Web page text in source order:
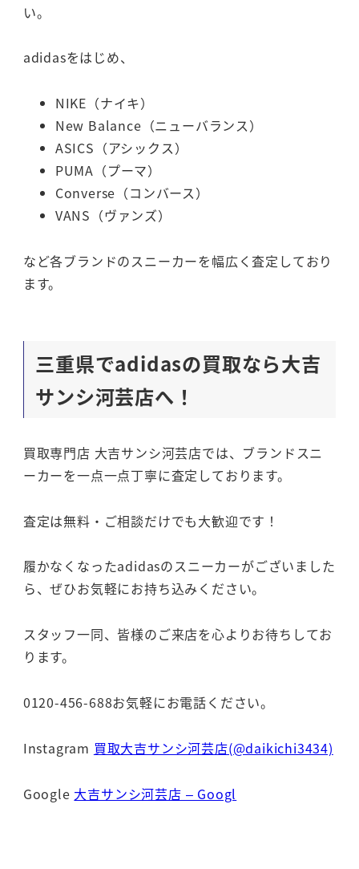
い。
adidasをはじめ、
NIKE（ナイキ）
New Balance（ニューバランス）
ASICS（アシックス）
PUMA（プーマ）
Converse（コンバース）
VANS（ヴァンズ）
など各ブランドのスニーカーを幅広く査定しており
ます。
三重県でadidasの買取なら大吉
サンシ河芸店へ！
買取専門店 大吉サンシ河芸店では、ブランドスニ
ーカーを一点一点丁寧に査定しております。
査定は無料・ご相談だけでも大歓迎です！
履かなくなったadidasのスニーカーがございました
ら、ぜひお気軽にお持ち込みください。
スタッフ一同、皆様のご来店を心よりお待ちしてお
ります。
0120-456-688お気軽にお電話ください。
Instagram 買取大吉サンシ河芸店(@daikichi3434)
Google 大吉サンシ河芸店 – Googl